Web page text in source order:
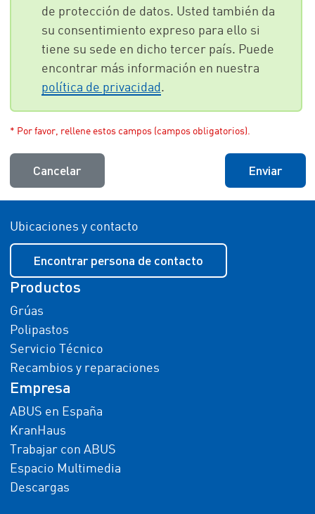
de protección de datos. Usted también da
su consentimiento expreso para ello si
tiene su sede en dicho tercer país. Puede
encontrar más información en nuestra
política de privacidad .
* Por favor, rellene estos campos (campos obligatorios).
Cancelar Enviar
Ubicaciones y contacto
Encontrar persona de contacto
Productos
Grúas
Polipastos
Servicio Técnico
Recambios y reparaciones
Empresa
ABUS en España
KranHaus
Trabajar con ABUS
Espacio Multimedia
Descargas